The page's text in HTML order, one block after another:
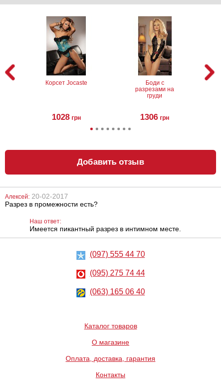
Корсет Jocaste
1028 грн
Боди с
разрезами на
груди
1306 грн
Анальный
50 мл
314 грн 324 грн
267 грн
Металлическая
668
Добавить отзыв
Алексей: 20-02-2017
Разрез в промежности есть?
Наш ответ:
Имеется пикантный разрез в интимном месте.
(097) 555 44 70
(095) 275 74 44
(063) 165 06 40
Каталог товаров
О магазине
Оплата, доставка, гарантия
Контакты